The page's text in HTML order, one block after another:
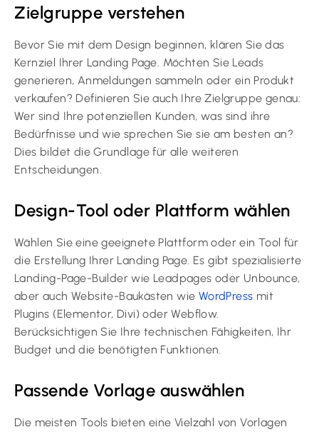
Zielgruppe verstehen
Bevor Sie mit dem Design beginnen, klären Sie das
Kernziel Ihrer Landing Page. Möchten Sie Leads
generieren, Anmeldungen sammeln oder ein Produkt
verkaufen? Definieren Sie auch Ihre Zielgruppe genau:
Wer sind Ihre potenziellen Kunden, was sind ihre
Bedürfnisse und wie sprechen Sie sie am besten an?
Dies bildet die Grundlage für alle weiteren
Entscheidungen.
Design-Tool oder Plattform wählen
Wählen Sie eine geeignete Plattform oder ein Tool für
die Erstellung Ihrer Landing Page. Es gibt spezialisierte
Landing-Page-Builder wie Leadpages oder Unbounce,
aber auch Website-Baukästen wie WordPress mit
Plugins (Elementor, Divi) oder Webflow.
Berücksichtigen Sie Ihre technischen Fähigkeiten, Ihr
Budget und die benötigten Funktionen.
Passende Vorlage auswählen
Die meisten Tools bieten eine Vielzahl von Vorlagen